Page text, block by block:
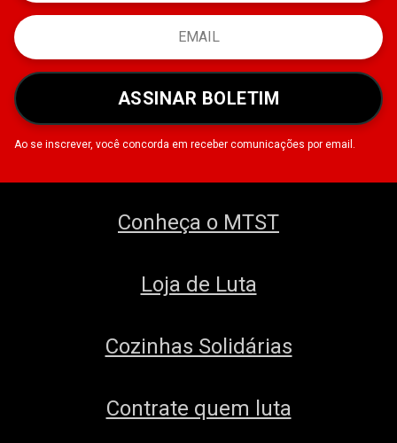
ASSINAR BOLETIM
Ao se inscrever, você concorda em receber comunicações por email.
Conheça o MTST
Loja de Luta
Cozinhas Solidárias
Contrate quem luta